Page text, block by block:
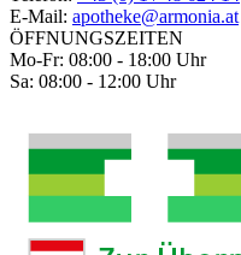
E-Mail: apotheke@armonia.at
ÖFFNUNGSZEITEN
Mo-Fr: 08:00 - 18:00 Uhr
Sa: 08:00 - 12:00 Uhr